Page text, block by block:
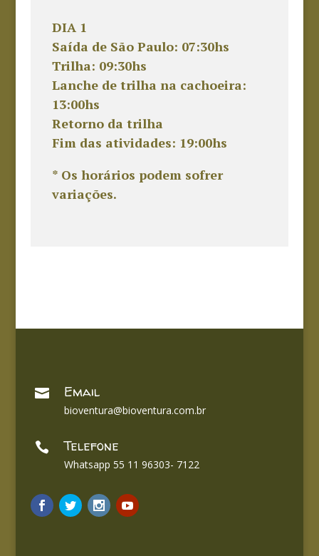
DIA 1
Saída de São Paulo: 07:30hs
Trilha: 09:30hs
Lanche de trilha na cachoeira:
13:00hs
Retorno da trilha
Fim das atividades: 19:00hs
* Os horários podem sofrer
variações.
 Email
bioventura@bioventura.com.br
 Telefone
Whatsapp 55 11 96303- 7122